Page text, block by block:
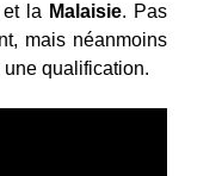
et la Malaisie. Pas
mais néanmoins
qualification.